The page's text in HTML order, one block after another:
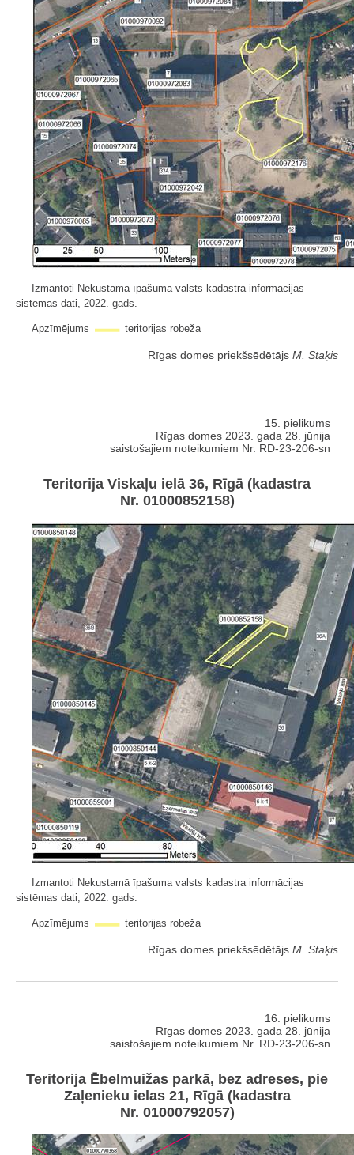
Izmantoti Nekustamā īpašuma valsts kadastra informācijas
sistēmas dati, 2022. gads.
Apzīmējums teritorijas robeža
Rīgas domes priekšsēdētājs M. Staķis
15. pielikums
Rīgas domes 2023. gada 28. jūnija
saistošajiem noteikumiem Nr. RD-23-206-sn
Teritorija Viskaļu ielā 36, Rīgā (kadastra
Nr. 01000852158)
Izmantoti Nekustamā īpašuma valsts kadastra informācijas
sistēmas dati, 2022. gads.
Apzīmējums teritorijas robeža
Rīgas domes priekšsēdētājs M. Staķis
16. pielikums
Rīgas domes 2023. gada 28. jūnija
saistošajiem noteikumiem Nr. RD-23-206-sn
Teritorija Ēbelmuižas parkā, bez adreses, pie
Zaļenieku ielas 21, Rīgā (kadastra
Nr. 01000792057)